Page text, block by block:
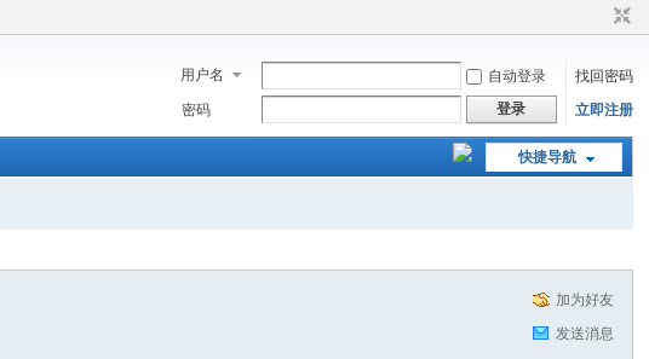
用户名 自动登录
找回密码
密码
登录 立即注册
快捷导航
加为好友
发送消息